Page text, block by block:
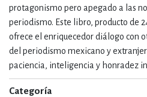
protagonismo pero apegado a las
periodismo. Este libro, producto de
ofrece el enriquecedor diálogo con
del periodismo mexicano y
paciencia, inteligencia y honradez
Categoría